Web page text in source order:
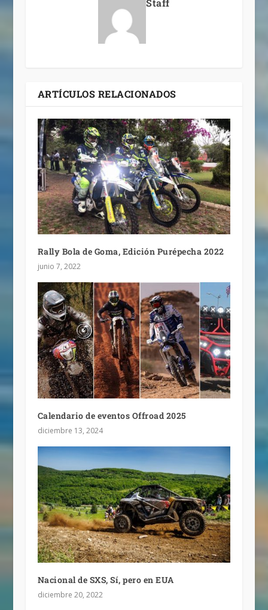
Staff
ARTÍCULOS RELACIONADOS
Rally Bola de Goma, Edición Purépecha 2022
junio 7, 2022
Calendario de eventos Offroad 2025
diciembre 13, 2024
Nacional de SXS, Sí, pero en EUA
diciembre 20, 2022